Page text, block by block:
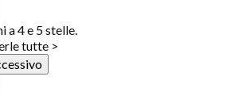
a 4 e 5 stelle.
tutte >